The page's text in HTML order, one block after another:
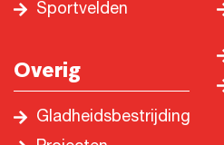
Sportvelden
Overig
Gladheidsbestrijding